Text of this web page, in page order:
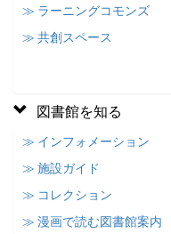
≫ ラーニングコモンズ
≫ 共創スペース
図書館を知る
≫ インフォメーション
≫ 施設ガイド
≫ コレクション
≫ 漫画で読む図書館案内